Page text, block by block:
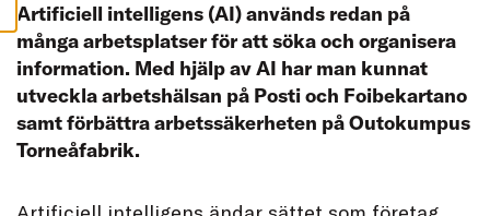
Artificiell intelligens (AI) används redan på
många arbetsplatser för att söka och organisera
information. Med hjälp av AI har man kunnat
utveckla arbetshälsan på Posti och Foibekartano
samt förbättra arbetssäkerheten på Outokumpus
Torneåfabrik.